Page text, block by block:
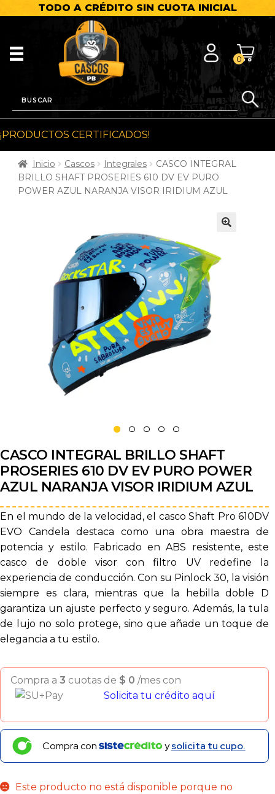
TODO A CRÉDITO SIN CUOTA INICIAL
0
¡PRODUCTOS CERTIFICADOS!
Inicio Cascos Integrales
CASCO INTEGRAL
BRILLO SHAFT PROSERIES 610 DV EV PURO
POWER AZUL NARANJA VISOR IRIDIUM AZUL
CASCO INTEGRAL BRILLO SHAFT
PROSERIES 610 DV EV PURO POWER
AZUL NARANJA VISOR IRIDIUM AZUL
En el mundo de la velocidad, el casco Shaft Pro 610DV
EVO Candela destaca como una obra maestra de
potencia y estilo. Fabricado en ABS resistente, este
casco de doble visor con filtro UV redefine la
experiencia de conducción. Con su Pinlock 30, la visión
siempre es clara, mientras que la hebilla doble D
garantiza un ajuste perfecto y seguro. Además, la tula
de lujo no solo protege, sino que añade un toque de
elegancia a tu estilo.
Compra a 3 cuotas de $ 0 /mes con
Solicita tu crédito aquí
Compra con ysolicita tu cupo.
Este producto no está disponible porque no